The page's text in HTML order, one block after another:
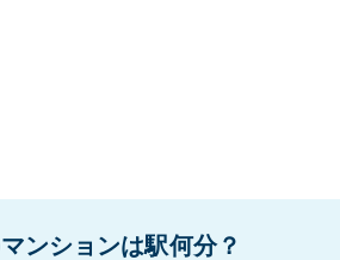
ンションは駅何分？